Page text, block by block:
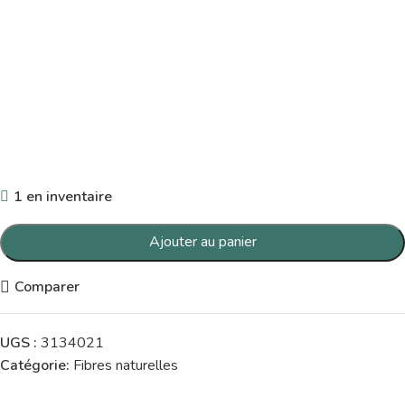
1 en inventaire
Ajouter au panier
Comparer
UGS : 3134021
Catégorie: Fibres naturelles